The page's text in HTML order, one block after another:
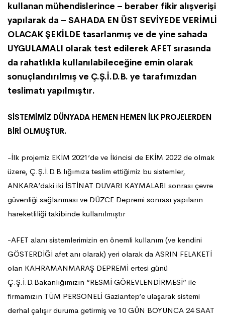
kullanan mühendislerince – beraber fikir alışverişi
yapılarak da – SAHADA EN ÜST SEVİYEDE VERİMLİ
OLACAK ŞEKİLDE tasarlanmış ve de yine sahada
UYGULAMALI olarak test edilerek AFET sırasında
da rahatlıkla kullanılabileceğine emin olarak
sonuçlandırılmış ve Ç.Ş.İ.D.B. ye tarafımızdan
teslimatı yapılmıştır.
SİSTEMİMİZ DÜNYADA HEMEN HEMEN İLK PROJELERDEN
BİRİ OLMUŞTUR.
-İlk projemiz EKİM 2021’de ve İkincisi de EKİM 2022 de olmak
üzere, Ç.Ş.İ.D.B.lığımıza teslim ettiğimiz bu sistemler,
ANKARA’daki iki İSTİNAT DUVARI KAYMALARI sonrası çevre
güvenliği sağlanması ve DÜZCE Depremi sonrası yapıların
hareketliliği takibinde kullanılmıştır
-AFET alanı sistemlerimizin en önemli kullanım (ve kendini
GÖSTERDİĞİ afet anı olarak) yeri olarak da ASRIN FELAKETİ
olan KAHRAMANMARAŞ DEPREMİ ertesi günü
Ç.Ş.İ.D.Bakanlığımızın “RESMİ GÖREVLENDİRMESİ” ile
firmamızın TÜM PERSONELİ Gaziantep’e ulaşarak sistemi
derhal çalışır duruma getirmiş ve 10 GÜN BOYUNCA 24 SAAT